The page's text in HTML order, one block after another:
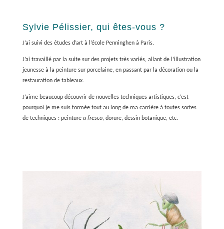
Sylvie Pélissier, qui êtes-vous ?
J’ai suivi des études d’art à l’école Penninghen à Paris.
J’ai travaillé par la suite sur des projets très variés, allant de l’illustration
jeunesse à la peinture sur porcelaine, en passant par la décoration ou la
restauration de tableaux.
J’aime beaucoup découvrir de nouvelles techniques artistiques, c’est
pourquoi je me suis formée tout au long de ma carrière à toutes sortes
de techniques : peinture a fresco, dorure, dessin botanique, etc.